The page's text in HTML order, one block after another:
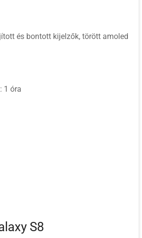
és bontott kijelzők, törött amoled
1 óra
S8